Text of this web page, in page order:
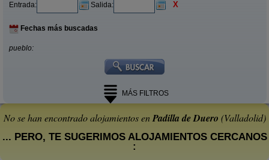
Entrada: Salida: X
Fechas más buscadas
pueblo:
MÁS FILTROS
No se han encontrado alojamientos enPadilla de Duero (Valladolid)
... PERO, TE SUGERIMOS ALOJAMIENTOS CERCANOS
: